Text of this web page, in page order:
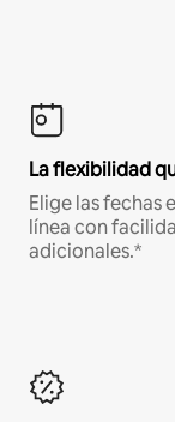
La flexibilidad
Elige las fechas
línea con
adicionales.*